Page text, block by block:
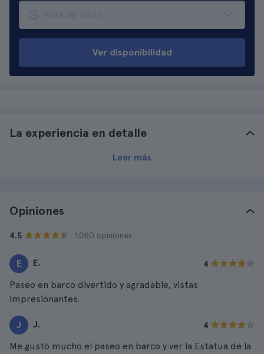
Ver disponibilidad
La experiencia en detalle
Leer más
Opiniones
4.5 · 1.080 opiniones
E E. 4
Paseo en barco divertido y agradable, vistas
impresionantes.
J J. 4
Me gustó mucho el paseo en barco y ver la Estatua de la